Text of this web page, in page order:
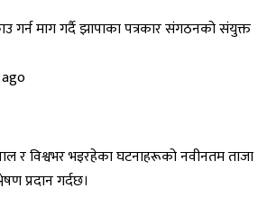
र विश्वभर भइरहेका घटनाहरूको नवीनतम ताजा
प्रदान गर्दछ।